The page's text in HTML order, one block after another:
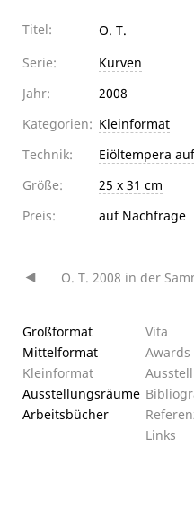
Titel:
O. T.
Serie:
Kurven
Jahr:
2008
Kategorien: Kleinformat
Technik:
Eiöltempera
Größe:
25 x 31 cm
Preis:
auf Nachfrage
Beitragsnavigation
O. T. 2008 in der
Großformat
Mittelformat
Kleinformat
Ausstellungsräume
Arbeitsbücher
Vita
Awards
Links